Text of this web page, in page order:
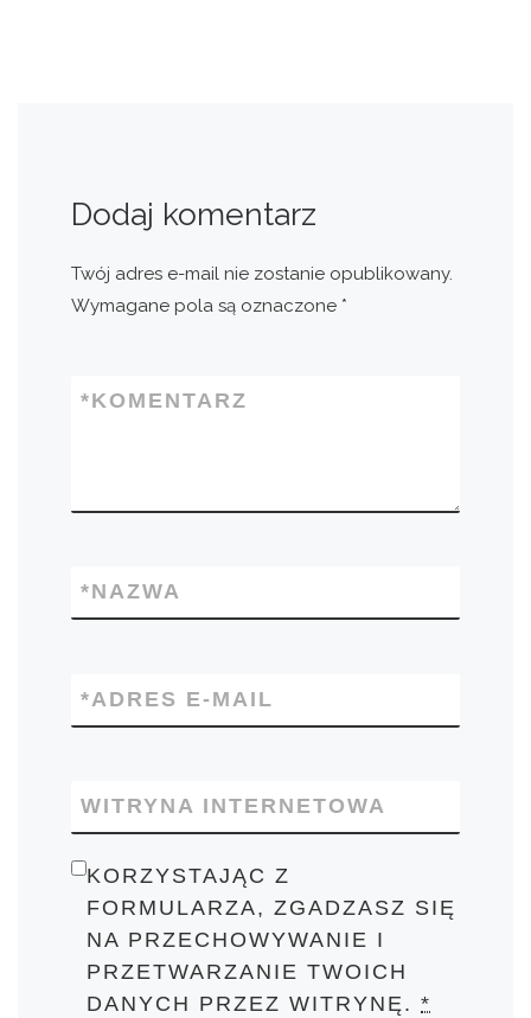
Dodaj komentarz
Twój adres e-mail nie zostanie opublikowany.
Wymagane pola są oznaczone *
KOMENTARZ
*
NAZWA
*
ADRES E-MAIL
*
WITRYNA INTERNETOWA
KORZYSTAJĄC Z
FORMULARZA, ZGADZASZ SIĘ
NA PRZECHOWYWANIE I
PRZETWARZANIE TWOICH
DANYCH PRZEZ WITRYNĘ.*